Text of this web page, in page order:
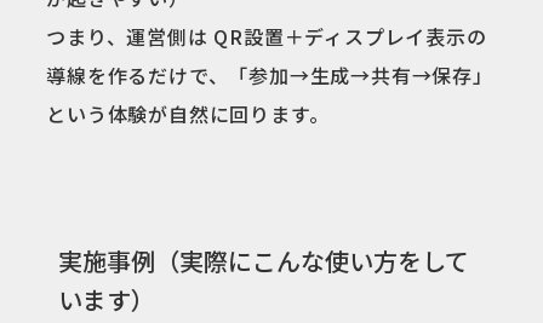
つまり、運営側は QR設置＋ディスプレイ表示の
導線を作るだけで、「参加→生成→共有→保存」
という体験が自然に回ります。
実施事例（実際にこんな使い方をして
います）